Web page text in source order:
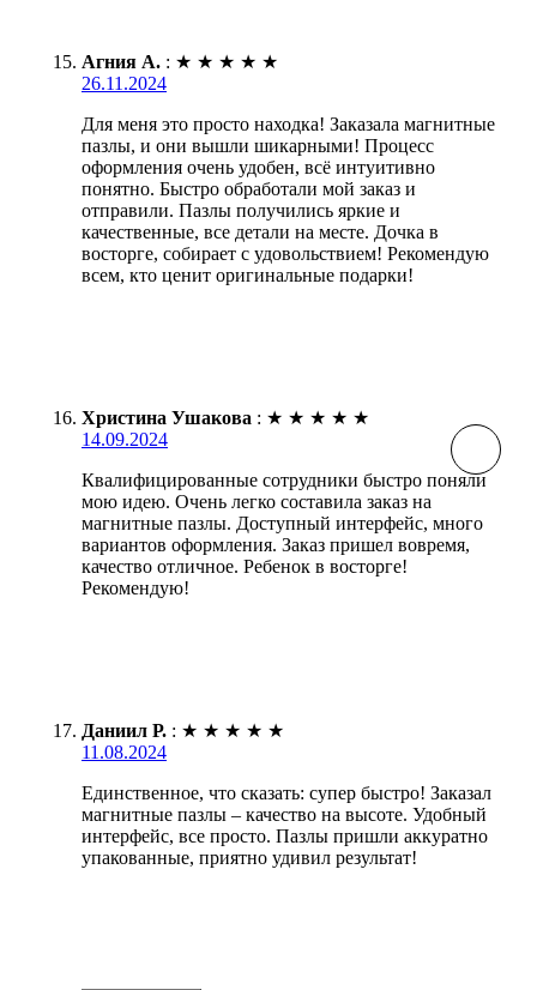
Агния А. : ★ ★ ★ ★ ★
26.11.2024
Для меня это просто находка! Заказала магнитные
пазлы, и они вышли шикарными! Процесс
оформления очень удобен, всё интуитивно
понятно. Быстро обработали мой заказ и
отправили. Пазлы получились яркие и
качественные, все детали на месте. Дочка в
восторге, собирает с удовольствием! Рекомендую
всем, кто ценит оригинальные подарки!
Христина Ушакова : ★ ★ ★ ★ ★
14.09.2024
Квалифицированные сотрудники быстро поняли
мою идею. Очень легко составила заказ на
магнитные пазлы. Доступный интерфейс, много
вариантов оформления. Заказ пришел вовремя,
качество отличное. Ребенок в восторге!
Рекомендую!
Даниил Р. : ★ ★ ★ ★ ★
11.08.2024
Единственное, что сказать: супер быстро! Заказал
магнитные пазлы – качество на высоте. Удобный
интерфейс, все просто. Пазлы пришли аккуратно
упакованные, приятно удивил результат!